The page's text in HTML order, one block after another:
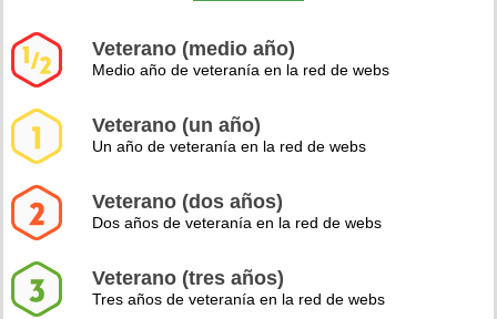
Veterano (medio año)
Medio año de veteranía en la red de webs
Veterano (un año)
Un año de veteranía en la red de webs
Veterano (dos años)
Dos años de veteranía en la red de webs
Veterano (tres años)
Tres años de veteranía en la red de webs